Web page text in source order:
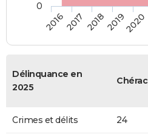
20162017 201820192020
0
Délinquance en
2025
Chérac
Crimes et délits 24